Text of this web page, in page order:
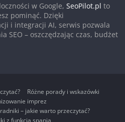
w Google,SeoPilot.pl to
pominąć. Dzięki
i integracji AI, serwis pozwala
SEO – oszczędzając czas, budżet
Różne porady i wskazówki
imprez
– jakie warto przeczytać?